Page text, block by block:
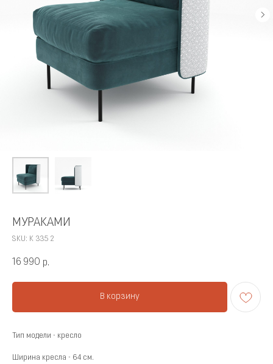
МУРАКАМИ
SKU: К 335 2
16 990 р.
В корзину
Тип модели - кресло
Ширина кресла - 64 см.